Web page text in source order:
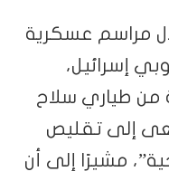
مراسم عسكرية
إسرائيل،
من طياري سلاح
إلى تقليص
مشيرًا إلى أن